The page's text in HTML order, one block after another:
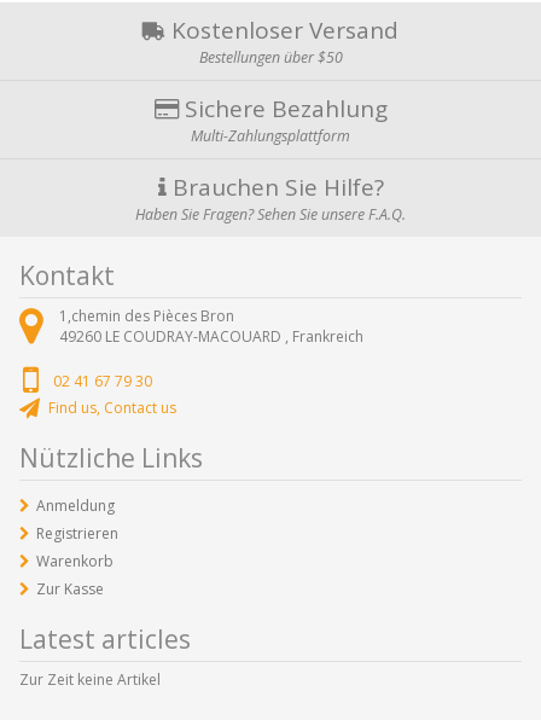
Kostenloser Versand
Bestellungen über $50
Sichere Bezahlung
Multi-Zahlungsplattform
Brauchen Sie Hilfe?
Haben Sie Fragen? Sehen Sie unsere F.A.Q.
Kontakt
1,chemin des Pièces Bron
49260 LE COUDRAY-MACOUARD , Frankreich
02 41 67 79 30
Find us, Contact us
Nützliche Links
Anmeldung
Registrieren
Warenkorb
Zur Kasse
Latest articles
Zur Zeit keine Artikel